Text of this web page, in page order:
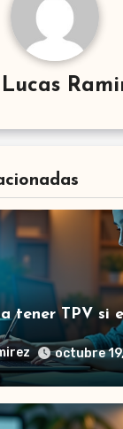
Lucas
tener TPV si
octubre